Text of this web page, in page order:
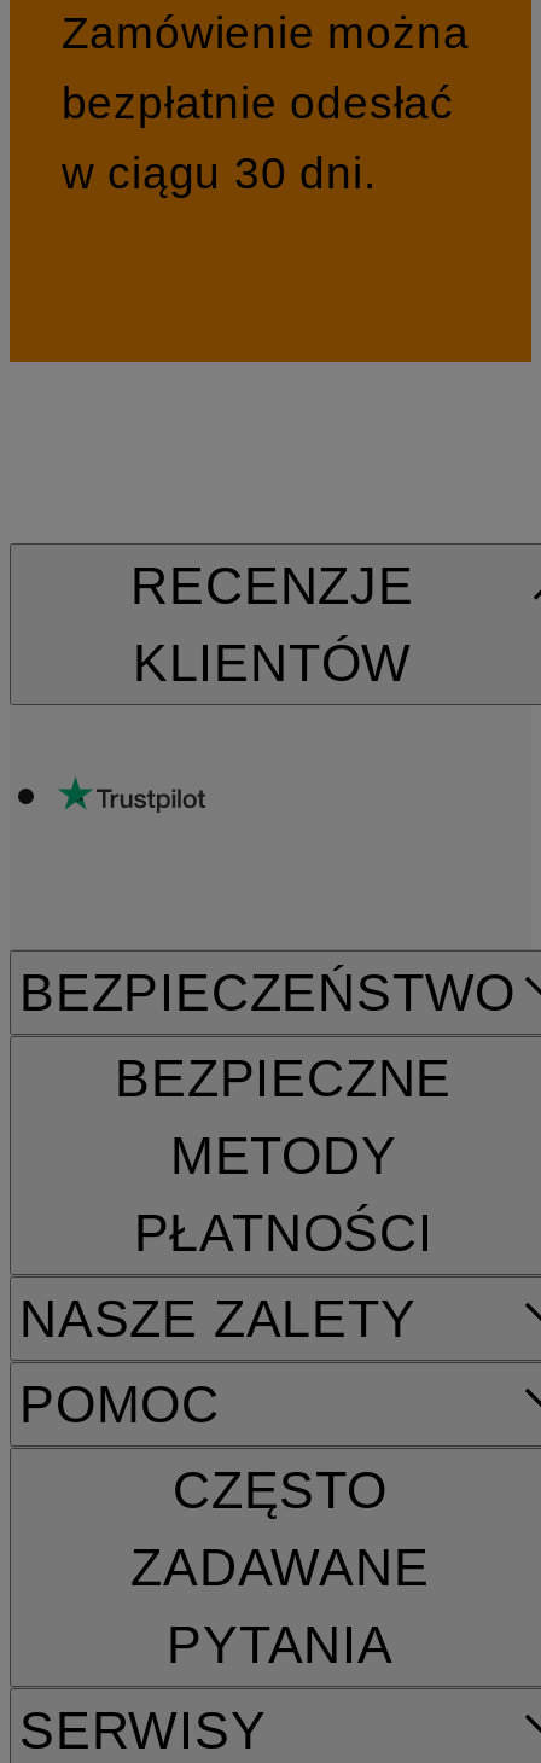
Zamówienie można
bezpłatnie odesłać
w ciągu 30 dni.
POMOC
CZĘSTO
ZADAWANE
PYTANIA
SERWISY
RECENZJE
KLIENTÓW
BEZPIECZEŃSTWO
BEZPIECZNE
METODY
PŁATNOŚCI
NASZE ZALETY